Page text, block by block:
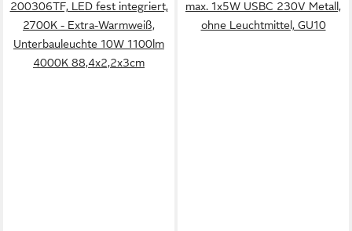
200306TF, LED fest integriert,
2700K - Extra-Warmweiß,
Unterbauleuchte 10W 1100lm
4000K 88,4x2,2x3cm
max. 1x5W USBC 230V Metall,
ohne Leuchtmittel, GU10